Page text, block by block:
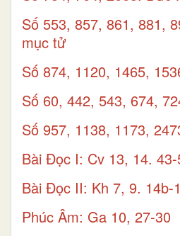
Số 553, 857, 861, 881,
mục tử
Số 874, 1120, 1465,
Số 60, 442, 543, 674,
Số 957, 1138, 1173,
Bài Ðọc I: Cv 13, 14.
Bài Ðọc II: Kh 7, 9. 14b-
Phúc Âm: Ga 10, 27-30